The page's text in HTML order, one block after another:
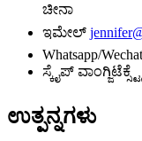
ಚೀನಾ
ಇಮೇಲ್
Whatsapp/Wechat
ಸ್ಕೈಪ್
ಉತ್ಪನ್ನಗಳು